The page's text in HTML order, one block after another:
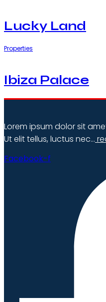
Lucky Land
Properties
Ibiza Palace
Lorem ipsum dolor sit
Ut elit tellus, luctus nec…
Facebook-f